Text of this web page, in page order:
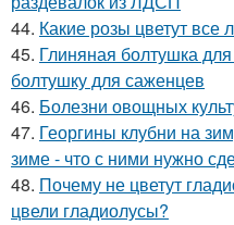
44. Какие розы цветут все
45. Глиняная болтушка
болтушку для саженцев
46. Болезни овощных
47. Георгины клубни на
зиме - что с ними нужно
48. Почему не цветут
цвели гладиолусы?